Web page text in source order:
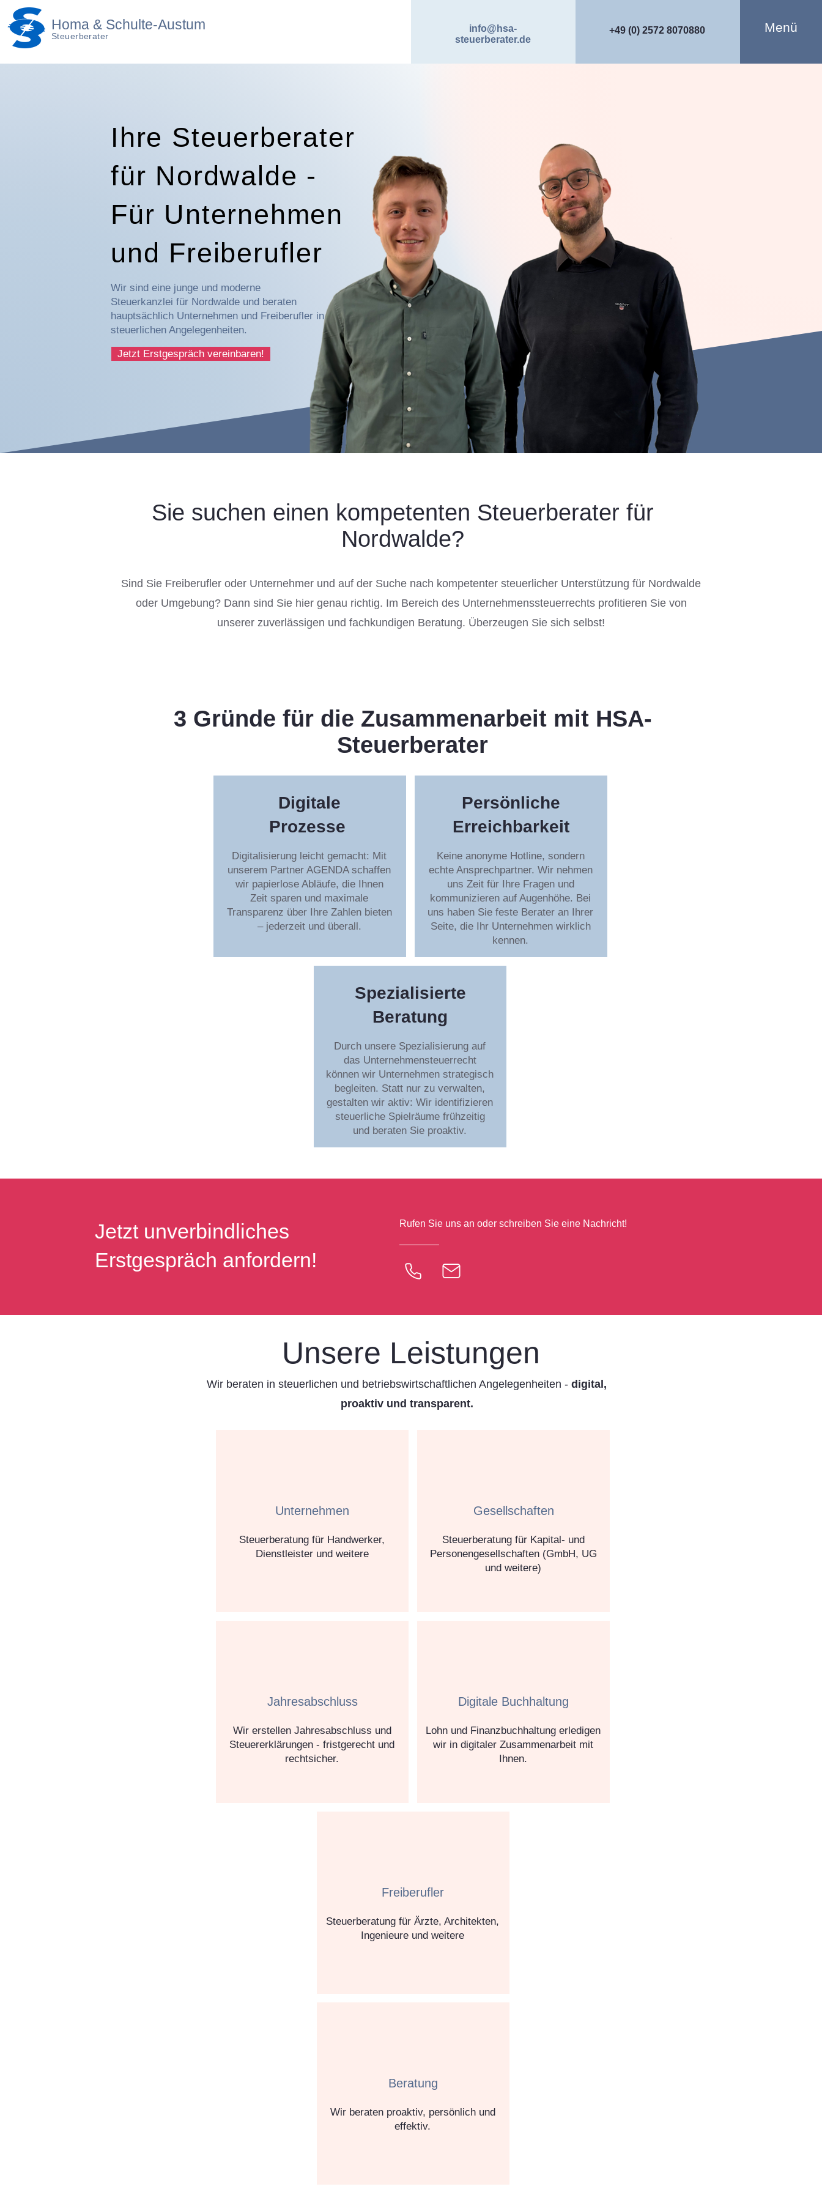
Homa & Schulte-Austum
Steuerberater
info@hsa-
steuerberater.de
+49 (0) 2572 8070880 Menü
Ihre Steuerberater
für Nordwalde -
Für Unternehmen
und Freiberufler
Wir sind eine junge und moderne
Steuerkanzlei für Nordwalde und beraten
hauptsächlich Unternehmen und Freiberufler in
steuerlichen Angelegenheiten.
Jetzt Erstgespräch vereinbaren!
Sie suchen einen kompetenten Steuerberater für
Nordwalde?
Sind Sie Freiberufler oder Unternehmer und auf der Suche nach kompetenter steuerlicher Unterstützung für Nordwalde
oder Umgebung? Dann sind Sie hier genau richtig. Im Bereich des Unternehmenssteuerrechts profitieren Sie von
unserer zuverlässigen und fachkundigen Beratung. Überzeugen Sie sich selbst!
3 Gründe für die Zusammenarbeit mit HSA-
Steuerberater
Digitale
Prozesse
Digitalisierung leicht gemacht: Mit
unserem Partner AGENDA schaffen
wir papierlose Abläufe, die Ihnen
Zeit sparen und maximale
Transparenz über Ihre Zahlen bieten
– jederzeit und überall.
Persönliche
Erreichbarkeit
Keine anonyme Hotline, sondern
echte Ansprechpartner. Wir nehmen
uns Zeit für Ihre Fragen und
kommunizieren auf Augenhöhe. Bei
uns haben Sie feste Berater an Ihrer
Seite, die Ihr Unternehmen wirklich
kennen.
Spezialisierte
Beratung
Durch unsere Spezialisierung auf
das Unternehmensteuerrecht
können wir Unternehmen strategisch
begleiten. Statt nur zu verwalten,
gestalten wir aktiv: Wir identifizieren
steuerliche Spielräume frühzeitig
und beraten Sie proaktiv.
Jetzt unverbindliches
Erstgespräch anfordern!
Rufen Sie uns an oder schreiben Sie eine Nachricht!
Unsere Leistungen
Wir beraten in steuerlichen und betriebswirtschaftlichen Angelegenheiten - digital,
proaktiv und transparent.​
Unternehmen
Steuerberatung für Handwerker,
Dienstleister und weitere
Jahresabschluss
Wir erstellen Jahresabschluss und
Steuererklärungen - fristgerecht und
rechtsicher.
Gesellschaften
Steuerberatung für Kapital- und
Personengesellschaften (GmbH, UG
und weitere)
Digitale Buchhaltung
Lohn und Finanzbuchhaltung erledigen
wir in digitaler Zusammenarbeit mit
Ihnen.
Freiberufler
Steuerberatung für Ärzte, Architekten,
Ingenieure und weitere
Beratung
Wir beraten proaktiv, persönlich und
effektiv.